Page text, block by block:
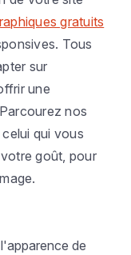
gratuits
Tous
sur
une
nos
qui vous
goût, pour
de